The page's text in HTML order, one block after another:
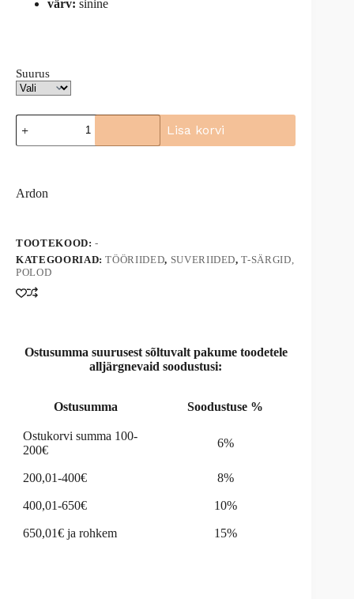
värv: sinine
Suurus
T-
särk
4TECH
kogus
Lisa korvi
e
a
i
e
Ardon
TOOTEKOOD:-
KATEGOORIAD:TÖÖRIIDED, SUVERIIDED,T-SÄRGID,
POLOD
Ostusumma suurusest sõltuvalt pakume toodetele
alljärgnevaid soodustusi:
Ostusumma Soodustuse %
Ostukorvi summa 100-
200€
6%
200,01-400€ 8%
400,01-650€ 10%
650,01€ ja rohkem 15%